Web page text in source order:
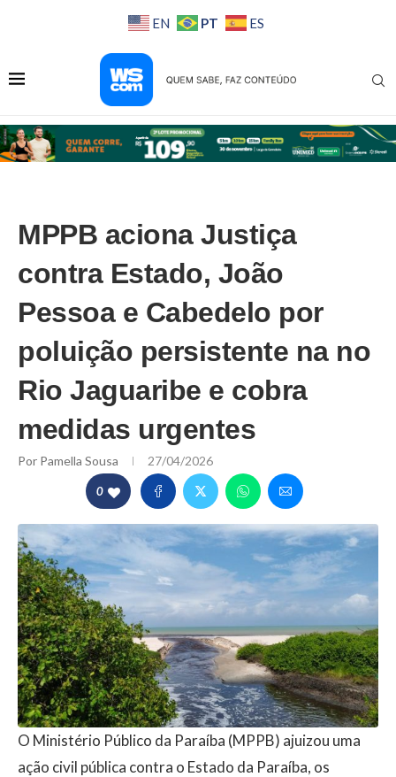
EN PT ES
MPPB aciona Justiça
contra Estado, João
Pessoa e Cabedelo por
poluição persistente na no
Rio Jaguaribe e cobra
medidas urgentes
Por Pamella Sousa 27/04/2026
0
O Ministério Público da Paraíba (MPPB) ajuizou uma
ação civil pública contra o Estado da Paraíba, os